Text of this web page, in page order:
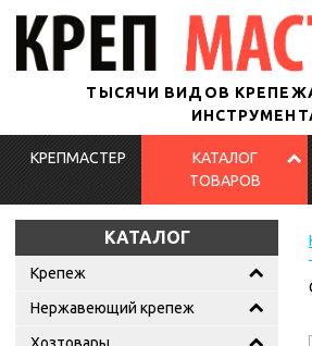
ТЫСЯЧИ ВИДОВ
КРЕПМАСТЕР
КАТАЛОГ
ТОВАРОВ
КАТАЛОГ
Крепеж
Нержавеющий крепеж
Хозтовары